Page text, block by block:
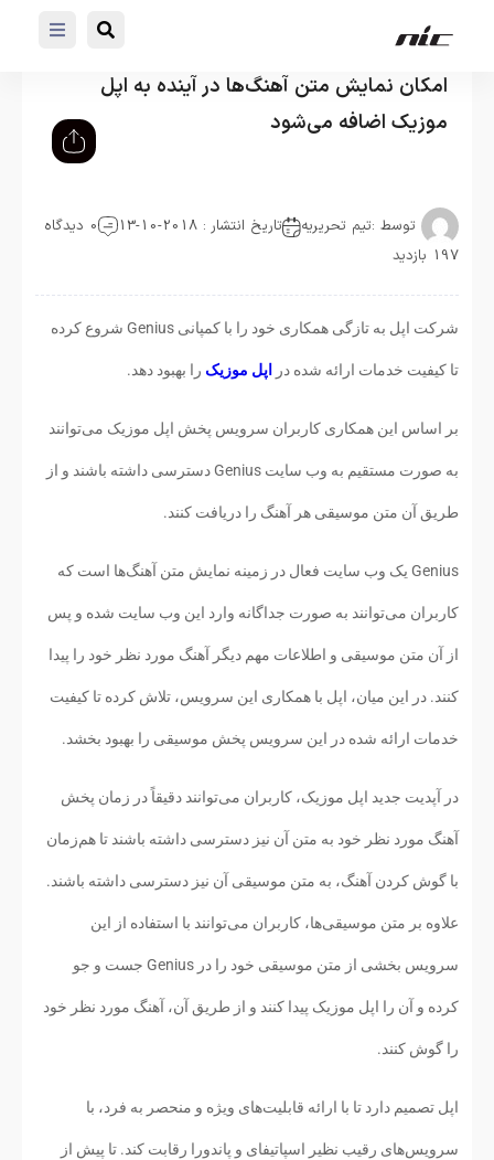
امکان نمایش متن آهنگ‌ها در آینده به اپل
موزیک اضافه می‌شود
توسط :تیم تحریریه تاریخ انتشار : 2018-10-13
0 دیدگاه
197 بازدید
شرکت اپل به تازگی همکاری خود را با کمپانی Genius شروع کرده
تا کیفیت خدمات ارائه شده در اپل موزیک را بهبود دهد.
بر اساس این همکاری کاربران سرویس پخش اپل موزیک می‌توانند
به صورت مستقیم به وب سایت Genius دسترسی داشته باشند و از
طریق آن متن موسیقی هر آهنگ را دریافت کنند.
Genius یک وب سایت فعال در زمینه نمایش متن آهنگ‌ها است که
کاربران می‌توانند به صورت جداگانه وارد این وب سایت شده و پس
از آن متن موسیقی و اطلاعات مهم دیگر آهنگ مورد نظر خود را پیدا
کنند. در این میان، اپل با همکاری این سرویس، تلاش کرده تا کیفیت
خدمات ارائه شده در این سرویس پخش موسیقی را بهبود بخشد.
در آپدیت جدید اپل موزیک، کاربران می‌توانند دقیقاً در زمان پخش
آهنگ مورد نظر خود به متن آن نیز دسترسی داشته باشند تا هم‌زمان
با گوش کردن آهنگ، به متن موسیقی آن نیز دسترسی داشته باشند.
علاوه بر متن موسیقی‌ها، کاربران می‌توانند با استفاده از این
سرویس بخشی از متن موسیقی خود را در Genius جست و جو
کرده و آن را اپل موزیک پیدا کنند و از طریق آن، آهنگ مورد نظر خود
را گوش کنند.
اپل تصمیم دارد تا با ارائه قابلیت‌های ویژه و منحصر به فرد، با
سرویس‌های رقیب نظیر اسپاتیفای و پاندورا رقابت کند. تا پیش از